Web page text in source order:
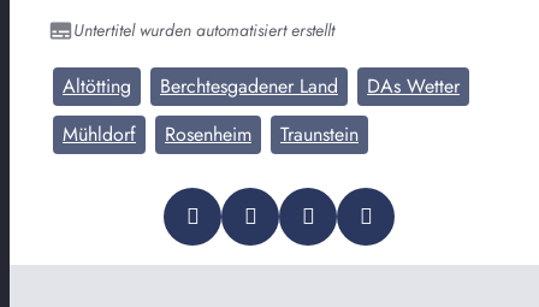
Untertitel wurden automatisiert erstellt
Altötting Berchtesgadener Land
DAs Wetter
Mühldorf
Rosenheim Traunstein